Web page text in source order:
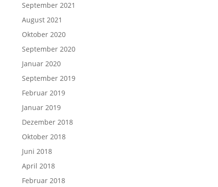
September 2021
August 2021
Oktober 2020
September 2020
Januar 2020
September 2019
Februar 2019
Januar 2019
Dezember 2018
Oktober 2018
Juni 2018
April 2018
Februar 2018